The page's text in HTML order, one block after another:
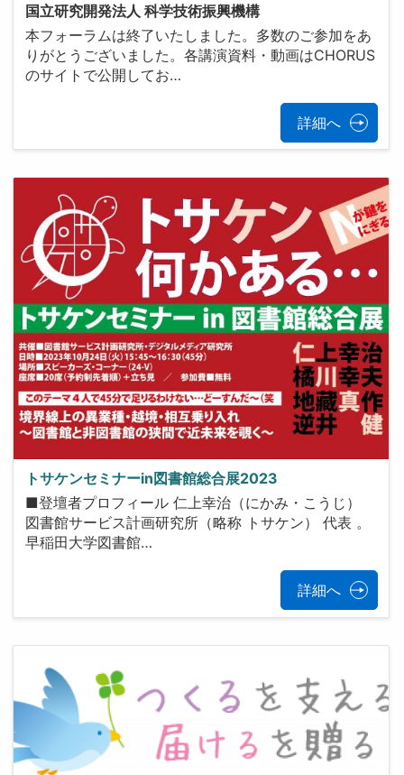
国立研究開発法人 科学技術振興機構
本フォーラムは終了いたしました。多数のご参加をあ
りがとうございました。各講演資料・動画はCHORUS
のサイトで公開してお…
詳細へ
トサケンセミナーin図書館総合展2023
■登壇者プロフィール 仁上幸治（にかみ・こうじ）
図書館サービス計画研究所（略称 トサケン） 代表 。
早稲田大学図書館…
詳細へ